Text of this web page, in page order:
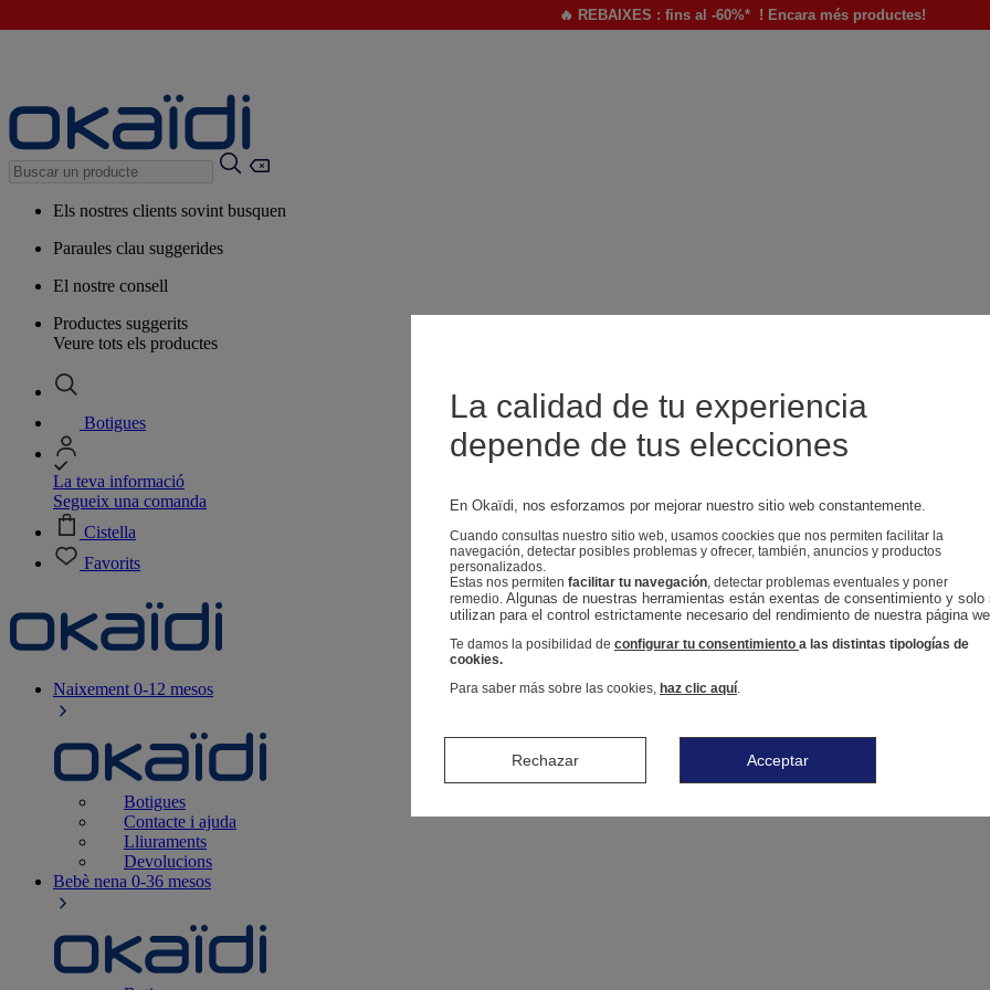
🔥 REBAIXES : fins al -60%* ! Encara més productes!
Els nostres clients sovint busquen
Paraules clau suggerides
El nostre consell
Productes suggerits
Veure tots els productes
Botigues
La teva informació
Segueix una comanda
Cistella
Favorits
Naixement 0-12 mesos
Botigues
Contacte i ajuda
Lliuraments
Devolucions
Bebè nena 0-36 mesos
La calidad de tu experiencia
depende de tus elecciones
En Okaïdi, nos esforzamos por mejorar nuestro sitio web constantemente.
Cuando consultas nuestro sitio web, usamos coockies que nos permiten facilitar la
navegación, detectar posibles problemas y ofrecer, también, anuncios y productos
personalizados.
Estas nos permiten facilitar tu navegación, detectar problemas eventuales y poner
remedio. Algunas de nuestras herramientas están exentas de consentimiento y solo
utilizan para el control estrictamente necesario del rendimiento de nuestra página
Te damos la posibilidad de configurar tu consentimiento a las distintas tipologías de
cookies.
Para saber más sobre las cookies, haz clic aquí.
Rechazar Acceptar